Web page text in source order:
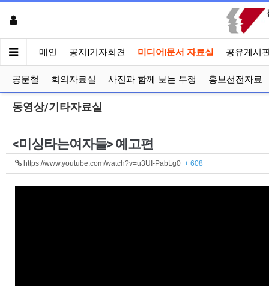
메인 공지|기자회견 미디어|문서 자료실 공유게시
공문철 회의자료실 사진과 함께 보는 투쟁 홍보선전자료
동영상/기타자료실
<미싱타는여자들> 예고편
https://www.youtube.com/watch?v=u3UI-PabLg0 + 608